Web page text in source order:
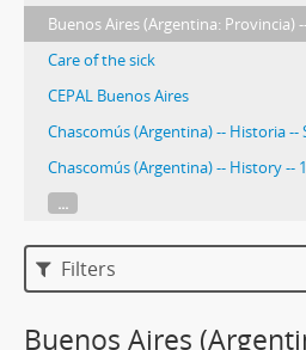
Care of the sick
CEPAL Buenos Aires
Chascomús (Argentina) -- Historia --
Chascomús (Argentina) -- History
...
Filters
Buenos Aires